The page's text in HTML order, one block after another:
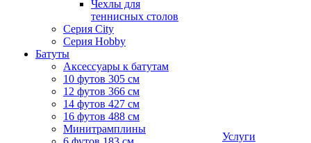
Чехлы для
теннисных столов
Серия City
Серия Hobby
Батуты
Аксессуары к батутам
10 футов 305 см
12 футов 366 см
14 футов 427 см
16 футов 488 см
Минитрамплины
Услуги